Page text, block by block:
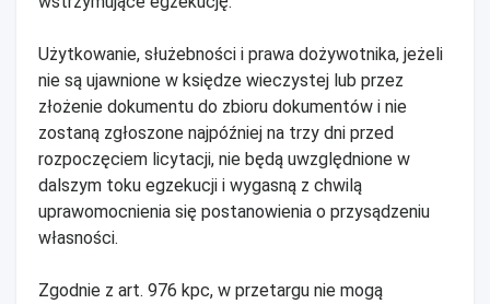
Użytkowanie, służebności i prawa dożywotnika, jeżeli
nie są ujawnione w księdze wieczystej lub przez
złożenie dokumentu do zbioru dokumentów i nie
zostaną zgłoszone najpóźniej na trzy dni przed
rozpoczęciem licytacji, nie będą uwzględnione w
dalszym toku egzekucji i wygasną z chwilą
uprawomocnienia się postanowienia o przysądzeniu
własności.
Zgodnie z art. 976 kpc, w przetargu nie mogą